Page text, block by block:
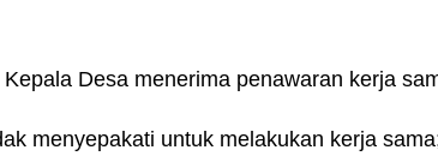
Desa menerima penawaran kerja
menyepakati untuk melakukan kerja